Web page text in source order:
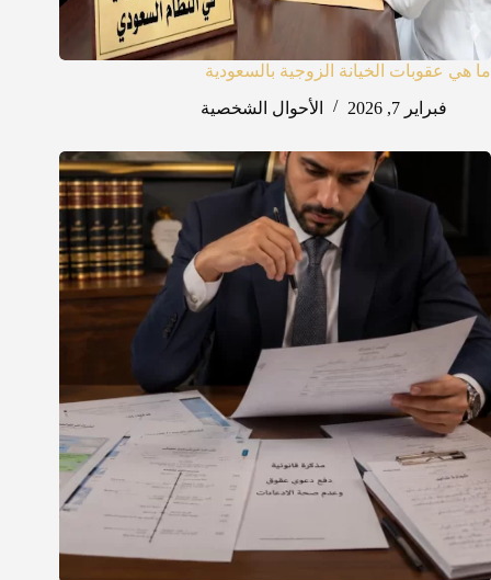
ما هي عقوبات الخيانة الزوجية بالسعودية
فبراير 7, 2026
الأحوال الشخصية